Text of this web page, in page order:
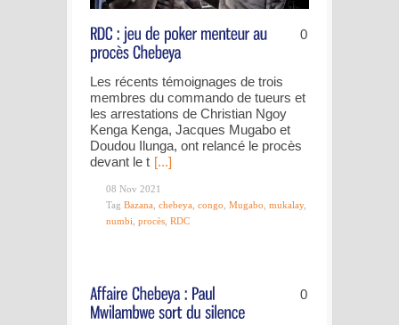
0
Les récents témoignages de trois
membres du commando de tueurs et
les arrestations de Christian Ngoy
Kenga Kenga, Jacques Mugabo et
Doudou Ilunga, ont relancé le procès
devant le t [...]
08 Nov 2021
Tag Bazana chebeya congo Mugabo mukalay,
numbi procès RDC
0